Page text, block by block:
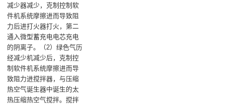
减少器减少，克制控制软
件机系统摩擦进而导致阻
力后进打火器打火，第二
通入微型蓄充电电芯充电
的阴离子‌。（2）绿色气历
经减少机减少后，克制控
制软件机系统摩擦进而导
致阻力进搅拌器，与压缩
热空气诞生器中诞生的太
热压缩热空气搅拌。搅拌